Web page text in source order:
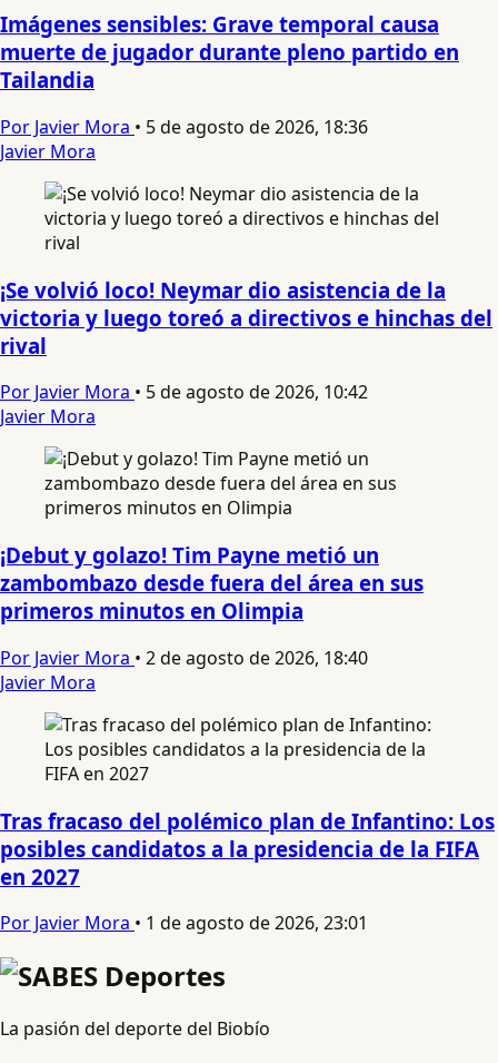
Imágenes sensibles: Grave temporal causa
muerte de jugador durante pleno partido en
Tailandia
Por Javier Mora • 5 de agosto de 2026, 18:36
Javier Mora
¡Se volvió loco! Neymar dio asistencia de la
victoria y luego toreó a directivos e hinchas del
rival
Por Javier Mora • 5 de agosto de 2026, 10:42
Javier Mora
¡Debut y golazo! Tim Payne metió un
zambombazo desde fuera del área en sus
primeros minutos en Olimpia
Por Javier Mora • 2 de agosto de 2026, 18:40
Javier Mora
Tras fracaso del polémico plan de Infantino: Los
posibles candidatos a la presidencia de la FIFA
en 2027
Por Javier Mora • 1 de agosto de 2026, 23:01
La pasión del deporte del Biobío